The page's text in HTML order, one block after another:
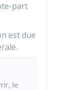
part
est due
le